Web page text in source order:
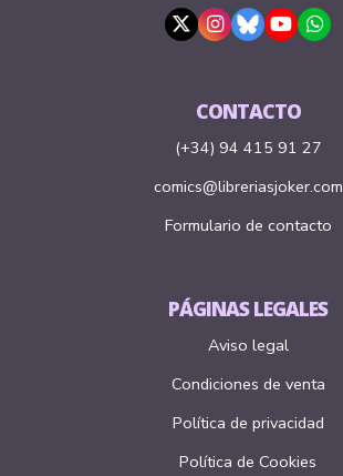
CONTACTO
(+34) 94 415 91 27
comics@libreriasjoker.com
Formulario de contacto
PÁGINAS LEGALES
Aviso legal
Condiciones de venta
Política de privacidad
Política de Cookies